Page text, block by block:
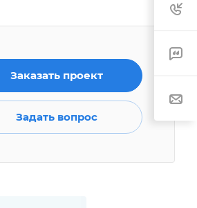
Заказать проект
Задать вопрос